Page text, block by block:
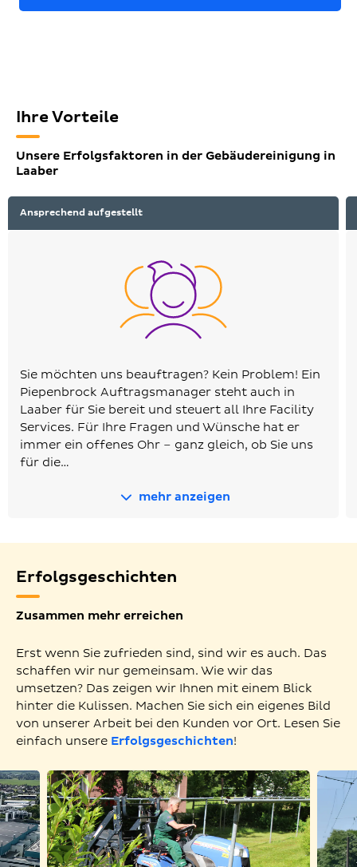
Ihre Vorteile
Unsere Erfolgsfaktoren in der Gebäudereinigung in
Laaber
Ansprechend aufgestellt
Sie möchten uns beauftragen? Kein Problem! Ein
Piepenbrock Auftragsmanager steht auch in
Laaber für Sie bereit und steuert all Ihre Facility
Services. Für Ihre Fragen und Wünsche hat er
immer ein offenes Ohr – ganz gleich, ob Sie uns
für die…
mehr anzeigen
Erfolgsgeschichten
Zusammen mehr erreichen
Erst wenn Sie zufrieden sind, sind wir es auch. Das
schaffen wir nur gemeinsam. Wie wir das
umsetzen? Das zeigen wir Ihnen mit einem Blick
hinter die Kulissen. Machen Sie sich ein eigenes Bild
von unserer Arbeit bei den Kunden vor Ort. Lesen Sie
einfach unsere Erfolgsgeschichten!